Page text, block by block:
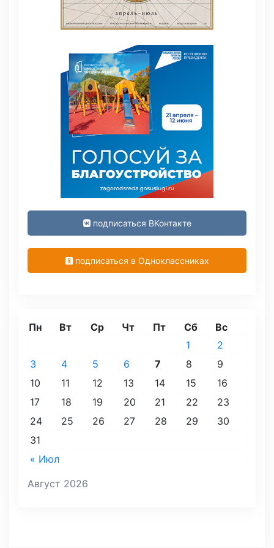
подписаться ВКонтакте
подписаться в Одноклассниках
Август 2026
Пн Вт Ср Чт Пт Сб Вс
« Июл
1
2
3
4 5 6 7 8
9
10
11 12 13 14 15
16
17
18 19 20 21 22
23
24
25 26 27 28 29
30
31